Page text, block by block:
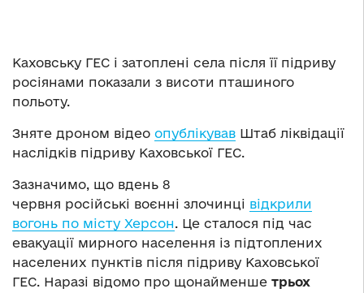
Каховську ГЕС і затоплені села після її підриву
росіянами показали з висоти пташиного
польоту.
Зняте дроном відео опублікував Штаб ліквідації
наслідків підриву Каховської ГЕС.
Зазначимо, що вдень 8
червня російські воєнні злочинці відкрили
вогонь по місту Херсон. Це сталося під час
евакуації мирного населення із підтоплених
населених пунктів після підриву Каховської
ГЕС. Наразі відомо про щонайменше трьох